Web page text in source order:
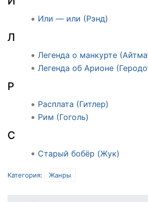
Или — или (Рэнд)
Л
Легенда о манкурте
Легенда об Арионе
Р
Расплата (Гитлер)
Рим (Гоголь)
С
Старый бобёр (Жук)
Категория: Жанры